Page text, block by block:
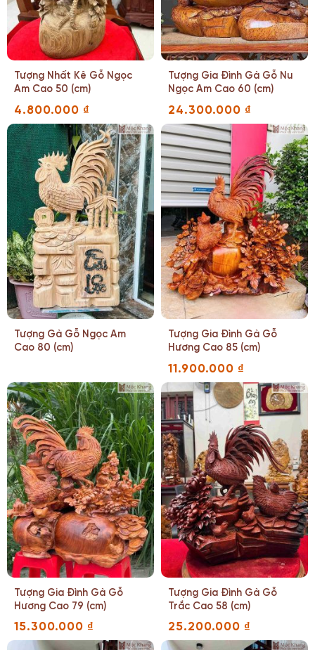
Tượng Nhất Kê Gỗ Ngọc
Am Cao 50 (cm)
4.800.000 ₫
Tượng Gia Đình Gà Gỗ Nu
Ngọc Am Cao 60 (cm)
24.300.000 ₫
Tượng Gà Gỗ Ngọc Am
Cao 80 (cm)
Tượng Gia Đình Gà Gỗ
Hương Cao 85 (cm)
11.900.000 ₫
Tượng Gia Đình Gà Gỗ
Hương Cao 79 (cm)
15.300.000 ₫
Tượng Gia Đình Gà Gỗ
Trắc Cao 58 (cm)
25.200.000 ₫